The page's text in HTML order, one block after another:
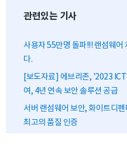
관련있는 기사
사용자 55만명 돌파!!! 랜섬웨어
다.
[보도자료] 에브리존, '2023
여, 4년 연속 보안 솔루션 공급
서버 랜섬웨어 보안, 화이트디
최고의 품질 인증